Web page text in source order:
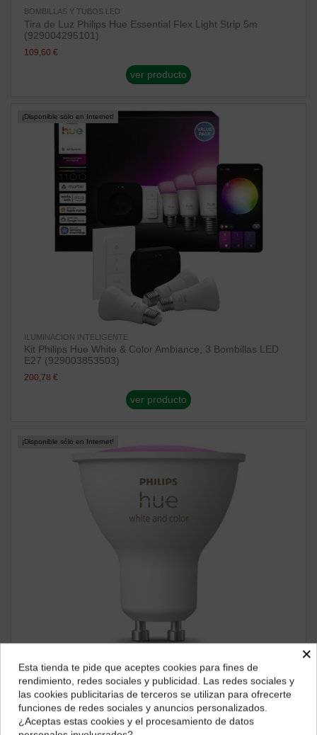
BOMBILLAS Y TUBOS LED
Tira de Luz Philips Hue Essential Flex Light Strip 5m
(929004295101)
109,60 €
ver producto
¡Disponible sólo en Internet!
ILUMINACION INTELIGENTE
Kit Philips Hue White & Color Ambiance, 3 Bombillas LED
E27 (929003853503)
200,78 €
ver producto
¡Disponible sólo en Internet!
BOMBILLAS Y TUBOS LED
Bombilla Philips Hue LED Inteligente RGB+W (9290036665)
76,62 €
ver producto
¿Dónde deseas recibir tu pedido?
Selecciona tu ubicación para mostrarte los precios e
impuestos correctos para tu región.
×
Esta tienda te pide que aceptes cookies para fines de
rendimiento, redes sociales y publicidad. Las redes sociales y
las cookies publicitarias de terceros se utilizan para ofrecerte
funciones de redes sociales y anuncios personalizados.
¿Aceptas estas cookies y el procesamiento de datos